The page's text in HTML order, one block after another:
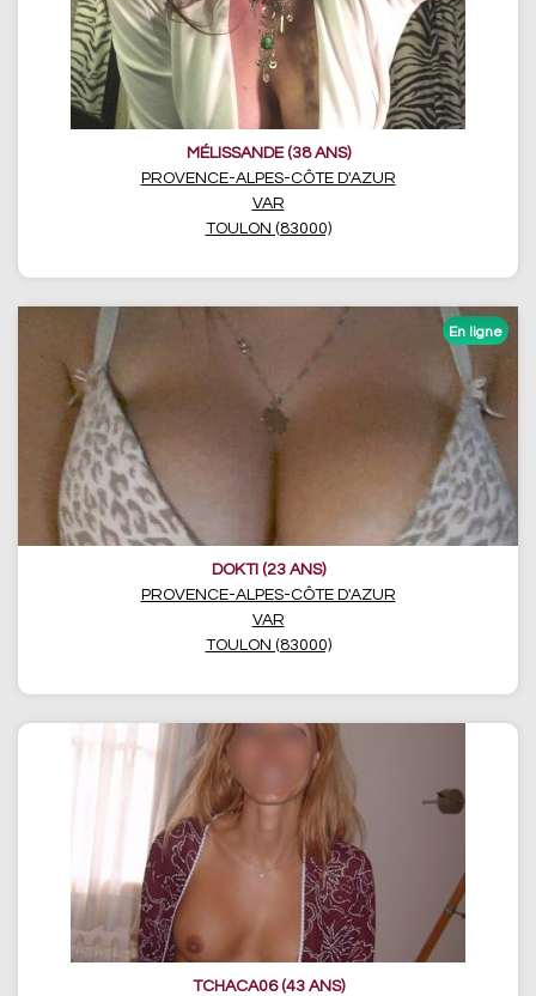
MÉLISSANDE (38 ANS)
PROVENCE-ALPES-CÔTE D'AZUR
VAR
TOULON (83000)
DOKTI (23 ANS)
PROVENCE-ALPES-CÔTE D'AZUR
VAR
TOULON (83000)
TCHACA06 (43 ANS)